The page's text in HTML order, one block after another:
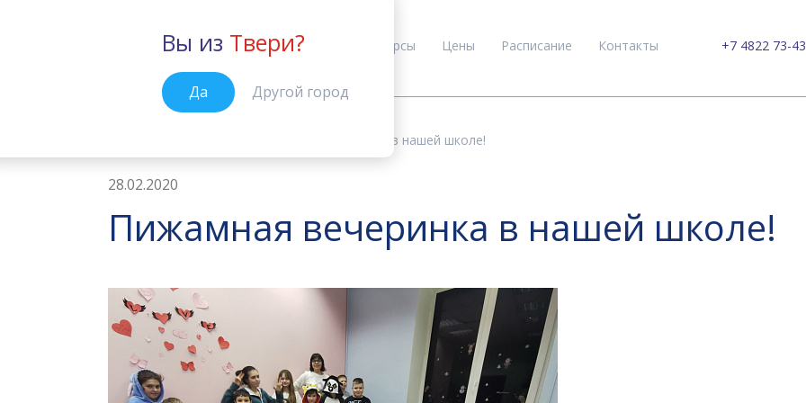
Тверь
Вы из Твери?
Да Другой город
Курсы Цены Расписание Контакты +7 4822 73-
Пижамная вечеринка в нашей школе!
28.02.2020
Пижамная вечеринка в нашей школе!